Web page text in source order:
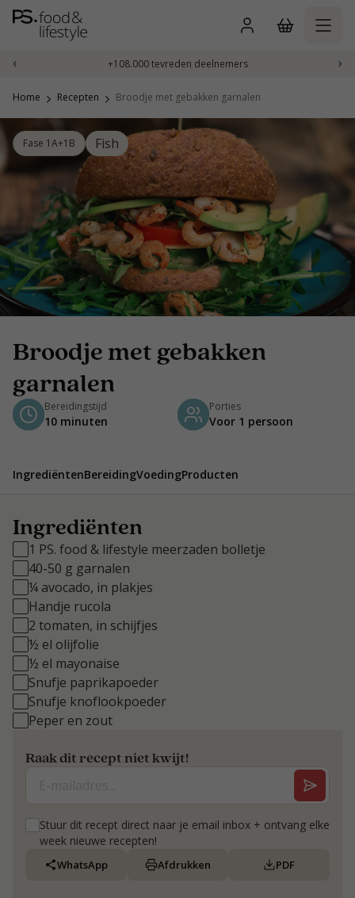
Naar
inhoud
‹ +108.000 tevreden deelnemers ›
Home Recepten Broodje met gebakken garnalen
Fase 1A+1B Fish
Broodje met gebakken
garnalen
Bereidingstijd
10 minuten
Porties
Voor 1 persoon
IngrediëntenBereidingVoedingProducten
Ingrediënten
1 PS. food & lifestyle meerzaden bolletje
40-50 g garnalen
¼ avocado, in plakjes
Handje rucola
2 tomaten, in schijfjes
½ el olijfolie
½ el mayonaise
Snufje paprikapoeder
Snufje knoflookpoeder
Peper en zout
Raak dit recept niet kwijt!
Stuur dit recept direct naar je email inbox + ontvang elke
week nieuwe recepten!
WhatsApp Afdrukken PDF